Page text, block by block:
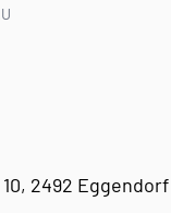
2492 Eggendorf